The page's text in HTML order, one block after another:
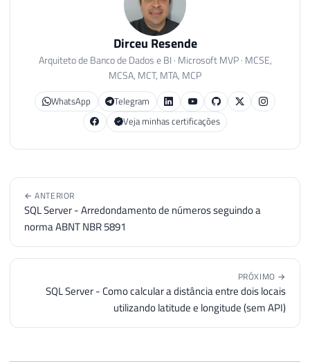
Dirceu Resende
Arquiteto de Banco de Dados e BI · Microsoft MVP · MCSE,
MCSA, MCT, MTA, MCP
WhatsApp
Telegram
Veja minhas certificações
← ANTERIOR
SQL Server - Arredondamento de números seguindo a
norma ABNT NBR 5891
PRÓXIMO →
SQL Server - Como calcular a distância entre dois locais
utilizando latitude e longitude (sem API)